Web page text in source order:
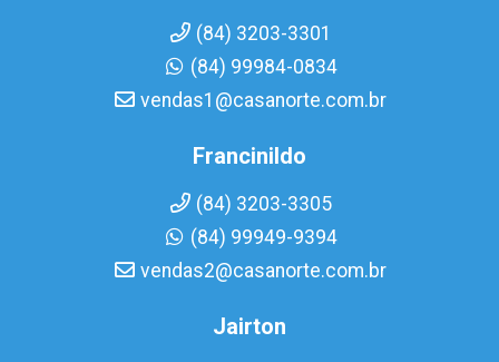
(84) 3203-3301
(84) 99984-0834
vendas1@casanorte.com.br
Francinildo
(84) 3203-3305
(84) 99949-9394
vendas2@casanorte.com.br
Jairton